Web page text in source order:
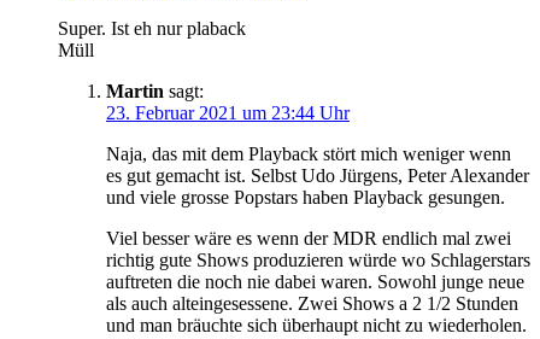
Super. Ist eh nur plaback
Müll
Martin sagt:
23. Februar 2021 um 23:44 Uhr
Naja, das mit dem Playback stört mich weniger wenn
es gut gemacht ist. Selbst Udo Jürgens, Peter Alexander
und viele grosse Popstars haben Playback gesungen.
Viel besser wäre es wenn der MDR endlich mal zwei
richtig gute Shows produzieren würde wo Schlagerstars
auftreten die noch nie dabei waren. Sowohl junge neue
als auch alteingesessene. Zwei Shows a 2 1/2 Stunden
und man bräuchte sich überhaupt nicht zu wiederholen.